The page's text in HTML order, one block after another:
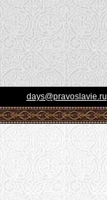
days@pravoslavie.ru